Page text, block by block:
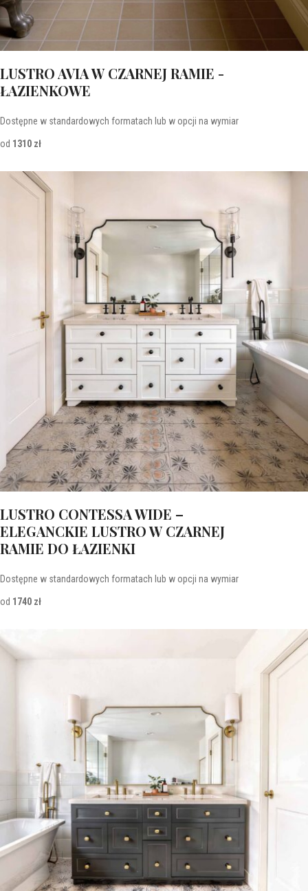
LUSTRO AVIA W CZARNEJ RAMIE -
ŁAZIENKOWE
Dostępne w standardowych formatach lub w opcji na wymiar
od 1310 zł
LUSTRO CONTESSA WIDE –
ELEGANCKIE LUSTRO W CZARNEJ
RAMIE DO ŁAZIENKI
Dostępne w standardowych formatach lub w opcji na wymiar
od 1740 zł